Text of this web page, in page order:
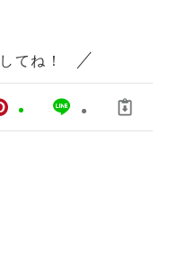
てね！